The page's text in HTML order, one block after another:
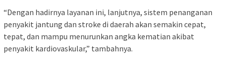
“Dengan hadirnya layanan ini, lanjutnya, sistem penanganan
penyakit jantung dan stroke di daerah akan semakin cepat,
tepat, dan mampu menurunkan angka kematian akibat
penyakit kardiovaskular,” tambahnya.